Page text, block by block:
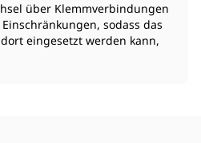
über Klemmverbindungen
sodass das
eingesetzt werden kann,